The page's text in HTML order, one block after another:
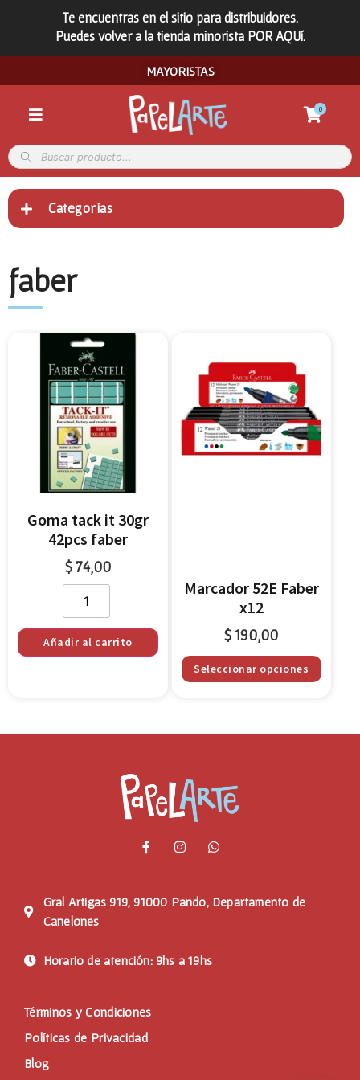
Te encuentras en el sitio para distribuidores.
Puedes volver a la tienda minorista POR AQUí.
MAYORISTAS
0
Categorías
faber
Goma tack it 30gr
42pcs faber
$74,00
Añadir al carrito
Marcador 52E Faber
x12
$190,00
Seleccionar opciones
Gral Artigas 919, 91000 Pando, Departamento de
Canelones
Horario de atención: 9hs a 19hs
Términos y Condiciones
Políticas de Privacidad
Blog